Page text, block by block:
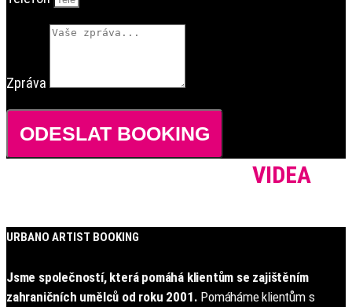
Zpráva
ODESLAT BOOKING
VIDEA
URBANO ARTIST BOOKING
Jsme společností, která pomáhá klientům se zajištěním
zahraničních umělců od roku 2001. Pomáháme klientům s